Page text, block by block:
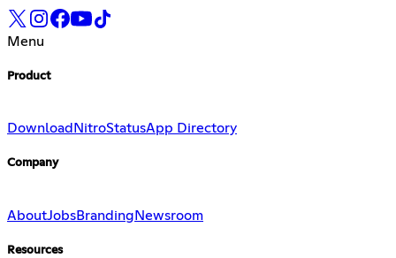
Menu
Product
Download NitroStatusApp Directory
Company
AboutJobsBranding Newsroom
Resources